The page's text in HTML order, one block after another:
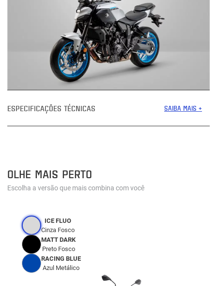
ESPECIFICAÇÕES TÉCNICAS SAIBA MAIS +
OLHE MAIS PERTO
Escolha a versão que mais combina com você
ICE FLUO
Cinza Fosco
MATT DARK
Preto Fosco
RACING BLUE
Azul Metálico